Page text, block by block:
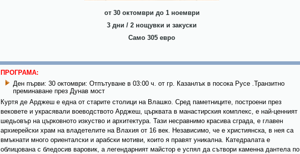
от 30 октомври до 1 ноември
3 дни / 2 нощувки и закуски
Само 305 евро
ПРОГРАМА:
Ден първи: 30 октомври: Отпътуване в 03:00 ч. от гр. Казанлък в посока Русе .Транзитно
преминаване през Дунав мост
Куртя де Арджеш е една от старите столици на Влашко. Сред паметниците, построени през
вековете и украсявали воеводството Арджеш, църквата в манастирския комплекс, е най-ценният
шедьовър на църковното изкуство и архитектура. Тази несравнимо красива сграда, е главен
архиерейски храм на владетелите на Влахия от 16 век. Независимо, че е християнска, в нея са
вмъкнати много ориенталски и арабски мотиви, които я правят уникална. Катедралата е
облицована с бледосив варовик, а легендарният майстор е успял да сътвори каменна дантела по